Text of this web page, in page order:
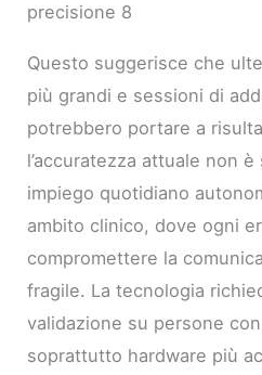
precisione 8
Questo suggerisce che
più grandi e sessioni di
potrebbero portare a
l’accuratezza attuale non
impiego quotidiano
ambito clinico, dove ogni
compromettere la
fragile. La tecnologia
validazione su persone
soprattutto hardware più